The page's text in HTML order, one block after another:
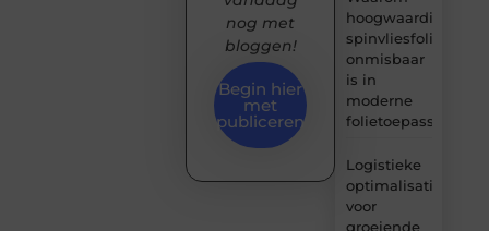
hoogwaardige
spinvliesfolie
onmisbaar
is in
moderne
folietoepassingen
Logistieke
optimalisatie
voor
groeiende
nog met
bloggen!
Begin hier
met
publiceren